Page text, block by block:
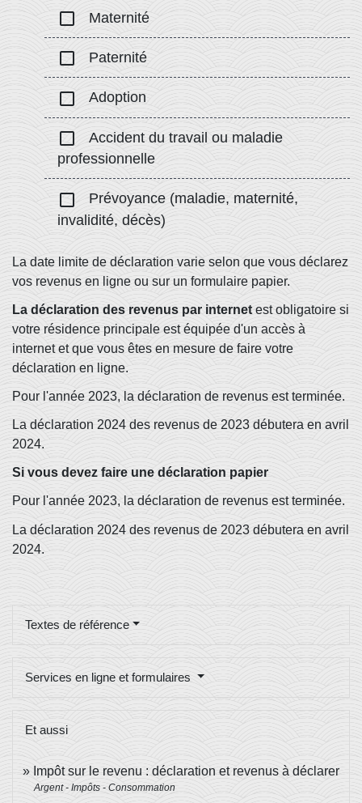
check_box_outline_blank Maternité
check_box_outline_blank Paternité
check_box_outline_blank Adoption
check_box_outline_blank
Accident du travail ou maladie
professionnelle
check_box_outline_blank
Prévoyance (maladie, maternité,
invalidité, décès)
La date limite de déclaration varie selon que vous déclarez
vos revenus en ligne ou sur un formulaire papier.
La déclaration des revenus par internet est obligatoire si
votre résidence principale est équipée d'un accès à
internet et que vous êtes en mesure de faire votre
déclaration en ligne.
Pour l'année 2023, la déclaration de revenus est terminée.
La déclaration 2024 des revenus de 2023 débutera en avril
2024.
Si vous devez faire une déclaration papier
Pour l'année 2023, la déclaration de revenus est terminée.
La déclaration 2024 des revenus de 2023 débutera en avril
2024.
Textes de référence
Services en ligne et formulaires
Et aussi
Impôt sur le revenu : déclaration et revenus à déclarer
Argent - Impôts - Consommation